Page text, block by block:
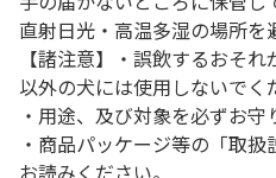
直射日光・高温多湿の場所を
【諸注意】・誤飲するおそ
以外の犬には使用しないでく
・用途、及び対象を必ずお守
・商品パッケージ等の「取
お読みください。